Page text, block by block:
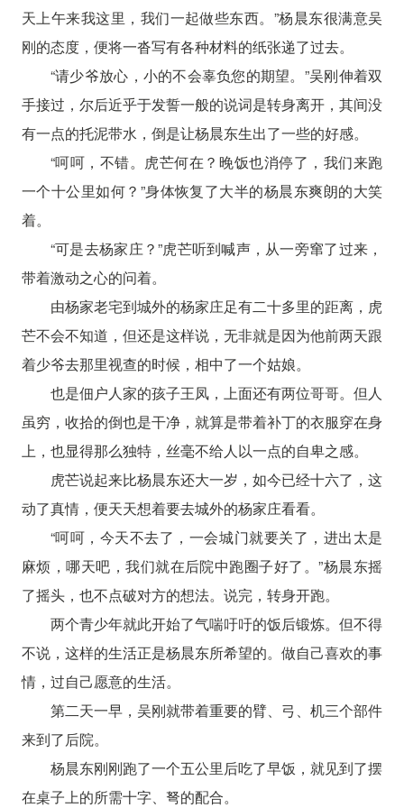
天上午来我这里，我们一起做些东西。”杨晨东很满意吴
刚的态度，便将一沓写有各种材料的纸张递了过去。
“请少爷放心，小的不会辜负您的期望。”吴刚伸着双
手接过，尔后近乎于发誓一般的说词是转身离开，其间没
有一点的托泥带水，倒是让杨晨东生出了一些的好感。
“呵呵，不错。虎芒何在？晚饭也消停了，我们来跑
一个十公里如何？”身体恢复了大半的杨晨东爽朗的大笑
着。
“可是去杨家庄？”虎芒听到喊声，从一旁窜了过来，
带着激动之心的问着。
由杨家老宅到城外的杨家庄足有二十多里的距离，虎
芒不会不知道，但还是这样说，无非就是因为他前两天跟
着少爷去那里视查的时候，相中了一个姑娘。
也是佃户人家的孩子王凤，上面还有两位哥哥。但人
虽穷，收拾的倒也是干净，就算是带着补丁的衣服穿在身
上，也显得那么独特，丝毫不给人以一点的自卑之感。
虎芒说起来比杨晨东还大一岁，如今已经十六了，这
动了真情，便天天想着要去城外的杨家庄看看。
“呵呵，今天不去了，一会城门就要关了，进出太是
麻烦，哪天吧，我们就在后院中跑圈子好了。”杨晨东摇
了摇头，也不点破对方的想法。说完，转身开跑。
两个青少年就此开始了气喘吁吁的饭后锻炼。但不得
不说，这样的生活正是杨晨东所希望的。做自己喜欢的事
情，过自己愿意的生活。
第二天一早，吴刚就带着重要的臂、弓、机三个部件
来到了后院。
杨晨东刚刚跑了一个五公里后吃了早饭，就见到了摆
在桌子上的所需十字、弩的配合。